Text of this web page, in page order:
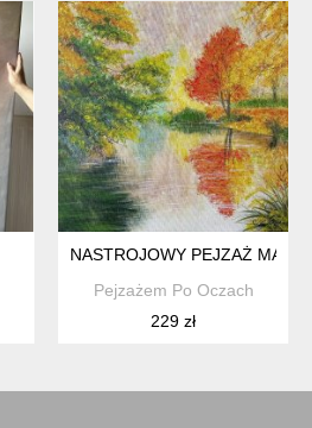
NASTROJOWY PEJZAŻ
Pejzażem Po Oczach
229 zł